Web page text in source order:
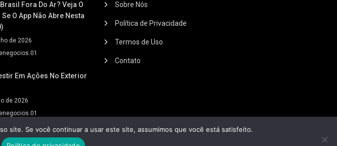
Fora Do Ar? Veja O
Se O App Não Abre Nesta
de 2026
Em Ações No Exterior
de 2026
Sobre Nós
Política de Privacidade
Termos de Uso
Contato
site. Se você continuar a usar este site, assumimos que você está satisfeito.